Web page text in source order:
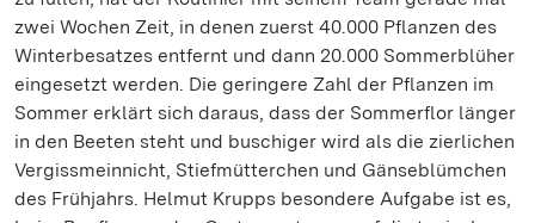
zwei Wochen Zeit, in denen zuerst 40.000 Pflanzen des
Winterbesatzes entfernt und dann 20.000 Sommerblüher
eingesetzt werden. Die geringere Zahl der Pflanzen im
Sommer erklärt sich daraus, dass der Sommerflor länger
in den Beeten steht und buschiger wird als die zierlichen
Vergissmeinnicht, Stiefmütterchen und Gänseblümchen
des Frühjahrs. Helmut Krupps besondere Aufgabe ist es,